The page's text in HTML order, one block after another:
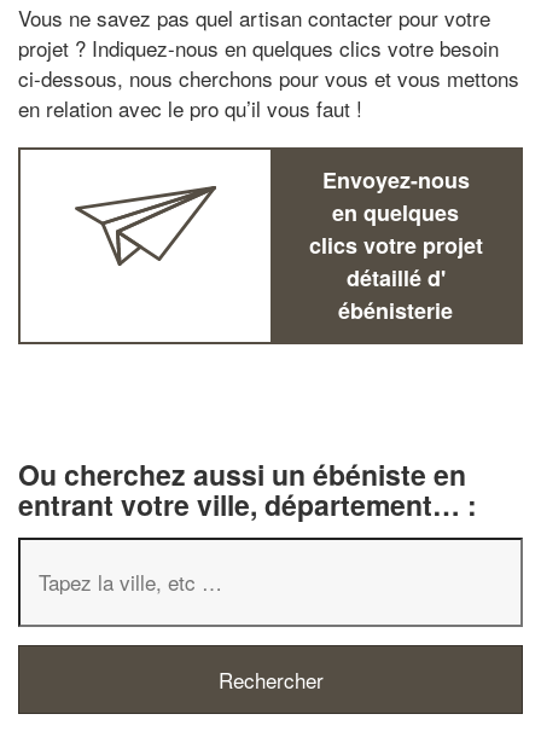
Vous ne savez pas quel artisan contacter pour votre
projet ? Indiquez-nous en quelques clics votre besoin
ci-dessous, nous cherchons pour vous et vous mettons
en relation avec le pro qu’il vous faut !
Envoyez-nous
en quelques
clics votre projet
détaillé d'
ébénisterie
Ou cherchez aussi un ébéniste en
entrant votre ville, département… :